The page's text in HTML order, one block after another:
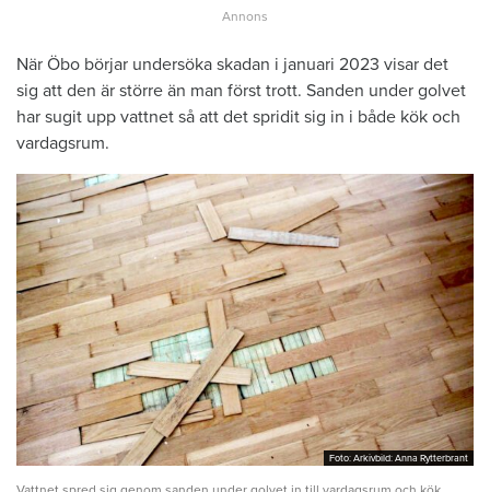
När Öbo börjar undersöka skadan i januari 2023 visar det
sig att den är större än man först trott. Sanden under golvet
har sugit upp vattnet så att det spridit sig in i både kök och
vardagsrum.
Foto: Arkivbild: Anna Rytterbrant
Foto: Arkivbild: Anna Rytterbrant